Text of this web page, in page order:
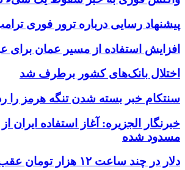
پیشنهاد رسایی درباره ترور فوری
افزایش استفاده از مسیر عمان برای
اختلال بانک‌های کشور برطرف شد
سنتکام خبر بسته شدن تنگه هرمز را
خبرنگار الجزیره: آغاز استفاده ایران
مسدود شده
دلار در چند ساعت ۱۲ هزار تومان عقب‌نشینی کرد